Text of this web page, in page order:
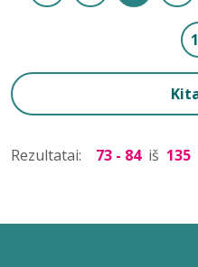
Rezultatai: 73 - 84 iš 135